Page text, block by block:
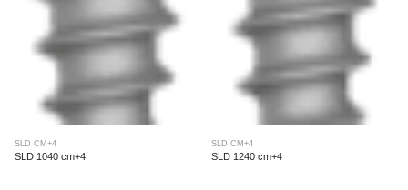
SLD CM+4
SLD 1040 cm+4
SLD CM+4
SLD 1240 cm+4